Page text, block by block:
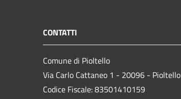
CONTATTI
Comune di Pioltello
Via Carlo Cattaneo 1 - 20096 - Pioltello
Codice Fiscale: 83501410159